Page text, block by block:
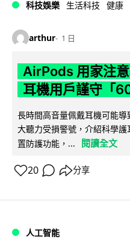
科技娛樂 生活科技 健康
arthur 1 日
AirPods 用家注
耳機用戶謹守「
長時間高音量佩戴耳機可能
大聽力受損警號，介紹科學
置防護功能，...
閱讀全文
20 分享
人工智能